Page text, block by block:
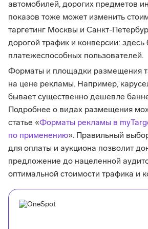
автомобилей, дорогих предметов
показов тоже может изменить
таргетинг Москвы и Санкт-
дорогой трафик и конверсии: здесь
платежеспособных пользователей.
Форматы и площадки размещения
на цене рекламы. Например,
бывает существенно дешевле
Подробнее о видах размещения
статье «Форматы рекламы в
по применению». Правильный
для оплаты и аукциона позволит
предложение до нацеленной
оптимальной стоимости трафика и